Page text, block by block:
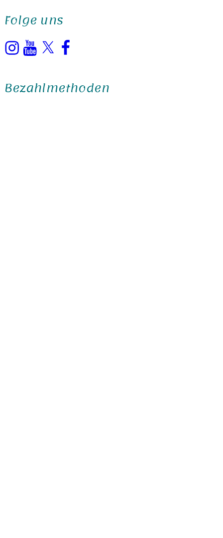
Folge uns
InstagramYouTube
X Facebook
Bezahlmethoden